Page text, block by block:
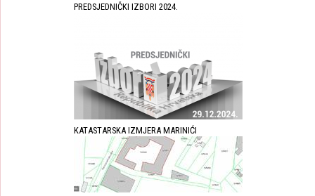
PREDSJEDNIČKI IZBORI 2024.
KATASTARSKA IZMJERA MARINIĆI